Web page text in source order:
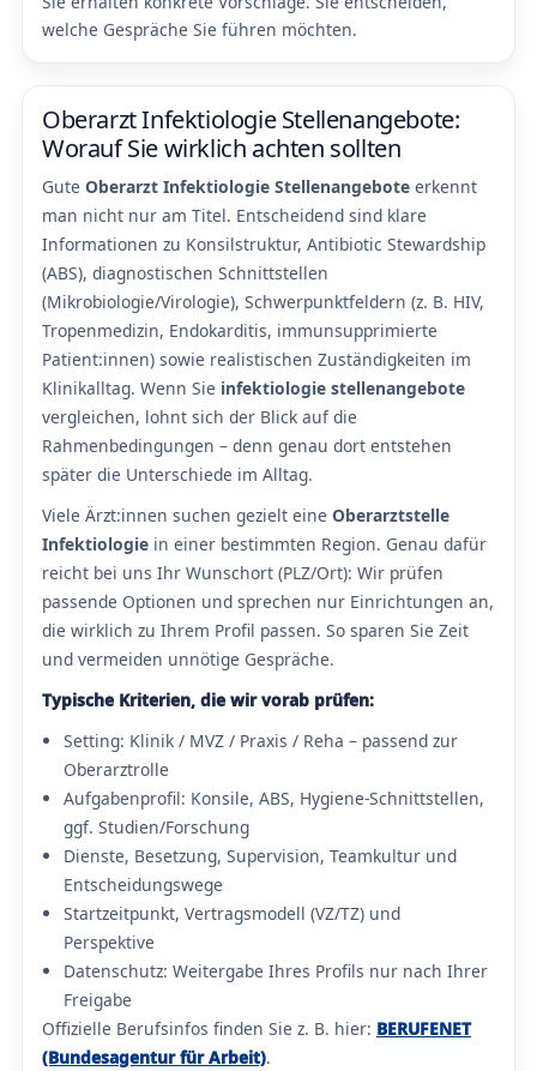
welche Gespräche Sie führen möchten.
Oberarzt Infektiologie Stellenangebote:
Worauf Sie wirklich achten sollten
Gute Oberarzt Infektiologie Stellenangebote erkennt
man nicht nur am Titel. Entscheidend sind klare
Informationen zu Konsilstruktur, Antibiotic Stewardship
(ABS), diagnostischen Schnittstellen
(Mikrobiologie/Virologie), Schwerpunktfeldern (z. B. HIV,
Tropenmedizin, Endokarditis, immunsupprimierte
Patient:innen) sowie realistischen Zuständigkeiten im
Klinikalltag. Wenn Sie infektiologie stellenangebote
vergleichen, lohnt sich der Blick auf die
Rahmenbedingungen – denn genau dort entstehen
später die Unterschiede im Alltag.
Viele Ärzt:innen suchen gezielt eine Oberarztstelle
Infektiologie in einer bestimmten Region. Genau dafür
reicht bei uns Ihr Wunschort (PLZ/Ort): Wir prüfen
passende Optionen und sprechen nur Einrichtungen an,
die wirklich zu Ihrem Profil passen. So sparen Sie Zeit
und vermeiden unnötige Gespräche.
Typische Kriterien, die wir vorab prüfen:
Setting: Klinik / MVZ / Praxis / Reha – passend zur
Oberarztrolle
Aufgabenprofil: Konsile, ABS, Hygiene-Schnittstellen,
ggf. Studien/Forschung
Dienste, Besetzung, Supervision, Teamkultur und
Entscheidungswege
Startzeitpunkt, Vertragsmodell (VZ/TZ) und
Perspektive
Datenschutz: Weitergabe Ihres Profils nur nach Ihrer
Freigabe
Offizielle Berufsinfos finden Sie z. B. hier: BERUFENET
(Bundesagentur für Arbeit).